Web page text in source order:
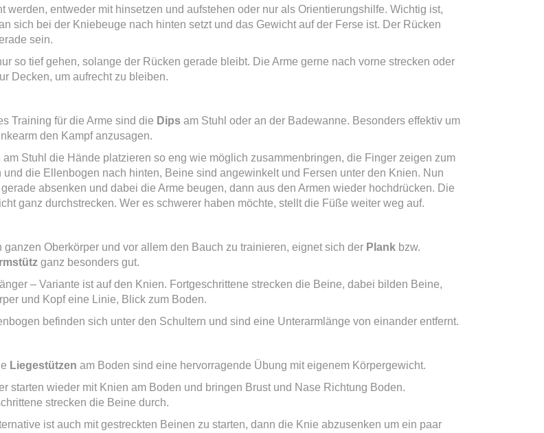
werden, entweder mit hinsetzen und aufstehen oder nur als Orientierungshilfe. Wichtig ist,
sich bei der Kniebeuge nach hinten setzt und das Gewicht auf der Ferse ist. Der Rücken
sein.
so tief gehen, solange der Rücken gerade bleibt. Die Arme gerne nach vorne strecken oder
Decken, um aufrecht zu bleiben.
Training für die Arme sind die Dipsam Stuhl oder an der Badewanne. Besonders effektiv um
den Kampf anzusagen.
am Stuhl die Hände platzieren so eng wie möglich zusammenbringen, die Finger zeigen zum
und die Ellenbogen nach hinten, Beine sind angewinkelt und Fersen unter den Knien. Nun
absenken und dabei die Arme beugen, dann aus den Armen wieder hochdrücken. Die
ganz durchstrecken. Wer es schwerer haben möchte, stellt die Füße weiter weg auf.
ganzen Oberkörper und vor allem den Bauch zu trainieren, eignet sich der Plankbzw.
ganz besonders gut.
– Variante ist auf den Knien. Fortgeschrittene strecken die Beine, dabei bilden Beine,
und Kopf eine Linie, Blick zum Boden.
befinden sich unter den Schultern und sind eine Unterarmlänge von einander entfernt.
Liegestützen am Boden sind eine hervorragende Übung mit eigenem Körpergewicht.
starten wieder mit Knien am Boden und bringen Brust und Nase Richtung Boden.
strecken die Beine durch.
ist auch mit gestreckten Beinen zu starten, dann die Knie abzusenken um ein paar